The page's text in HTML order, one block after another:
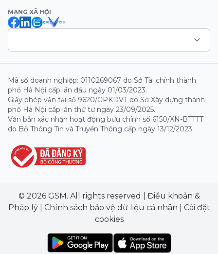
MẠNG XÃ HỘI
Mã số doanh nghiệp: 0110269067 do Sở Tài chính thành
phố Hà Nội cấp lần đầu ngày 01/03/2023.
Giấy phép vận tải số 9620/GPKDVT do Sở Xây dựng thành
phố Hà Nội cấp lần thứ tư ngày 23/09/2025.
Văn bản xác nhận hoạt động bưu chính số 6150/XN-BTTTT
do Bộ Thông Tin và Truyền Thông cấp ngày 13/12/2023.
© 2026 GSM. All rights reserved
Điều khoản &
Pháp lý| Chính sách bảo vệ dữ liệu cá nhân
Cài đặt
cookies